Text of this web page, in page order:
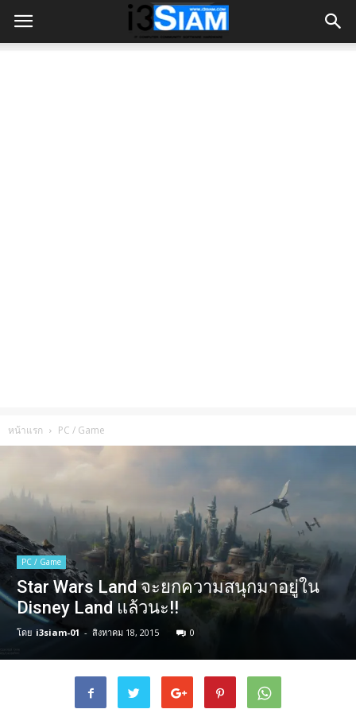
หน้าแรก PC / Game
PC / Game
Star Wars Land จะยกความสนุกมาอยู่ใน
Disney Land แล้วนะ!!
โดย i3siam-01 - สิงหาคม 18, 2015 0